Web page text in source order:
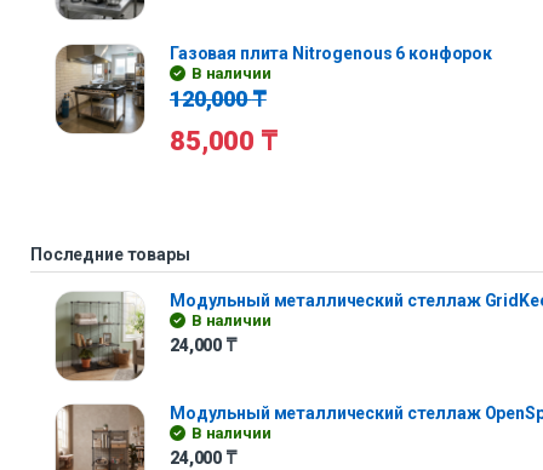
Газовая плита Nitrogenous 6 конфорок
В наличии
120,000₸
85,000 ₸
Последние товары
Модульный металлический стеллаж
В наличии
24,000 ₸
Модульный металлический стеллаж
В наличии
24,000 ₸